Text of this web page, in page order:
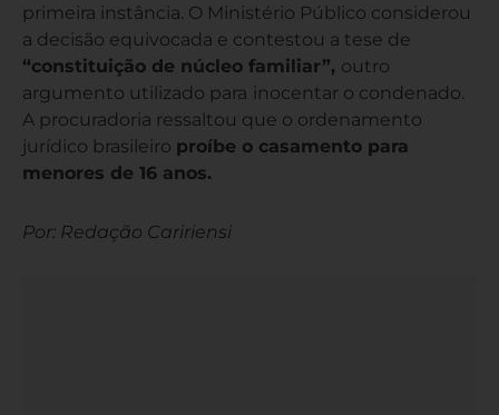
primeira instância. O Ministério Público considerou
a decisão equivocada e contestou a tese de
“constituição de núcleo familiar”, outro
argumento utilizado para inocentar o condenado.
A procuradoria ressaltou que o ordenamento
jurídico brasileiro proíbe o casamento para
menores de 16 anos.
Por: Redação Caririensi